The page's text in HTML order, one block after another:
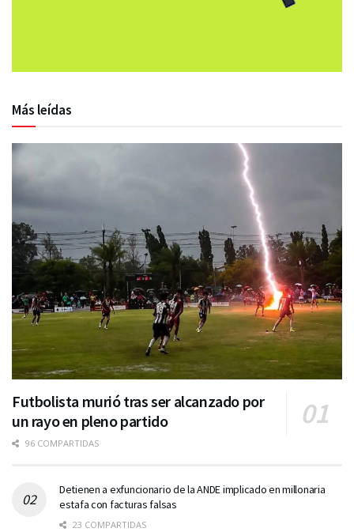
Más leídas
Futbolista murió tras ser alcanzado por
un rayo en pleno partido
96 COMPARTIDAS
Detienen a exfuncionario de la ANDE implicado en millonaria
estafa con facturas falsas
23 COMPARTIDAS